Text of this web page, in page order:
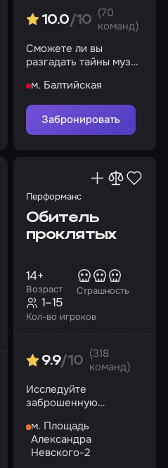
10.0/10
(70
команд)
Сможете ли вы
разгадать тайны музея
пока оно не поглотило
вас целиком?
м. Балтийская
Забронировать
Перформанс
Обитель
проклятых
Возраст
14+
Страшность
Кол-во игроков
1–15
9.9/10
(318
команд)
Исследуйте
заброшенную
ужасных загадок
м. Площадь
Александра
Невского-2